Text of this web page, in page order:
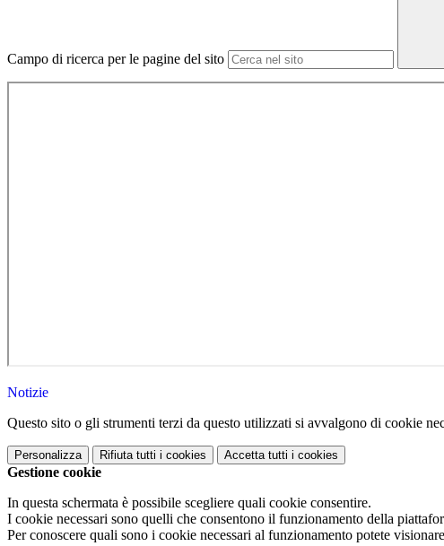
Campo di ricerca per le pagine del sito
Notizie
Questo sito o gli strumenti terzi da questo utilizzati si avvalgono di cookie
Personalizza Rifiuta tutti i cookies Accetta tutti i cookies
Gestione cookie
In questa schermata è possibile scegliere quali cookie consentire.
I cookie necessari sono quelli che consentono il funzionamento della
Per conoscere quali sono i cookie necessari al funzionamento potete